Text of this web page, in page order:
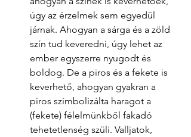
úgy az érzelmek sem egyedül
járnak. Ahogyan a sárga és a zöld
szín tud keveredni, úgy lehet az
ember egyszerre nyugodt és
boldog. De a piros és a fekete is
keverhető, ahogyan gyakran a
piros szimbolizálta haragot a
(fekete) félelmünkből fakadó
tehetetlenség szüli. Valljatok,